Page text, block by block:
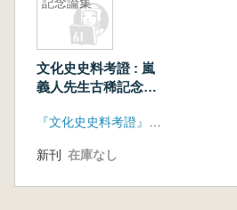
文化史史料考證 : 嵐
義人先生古稀記念論
新刊 在庫なし